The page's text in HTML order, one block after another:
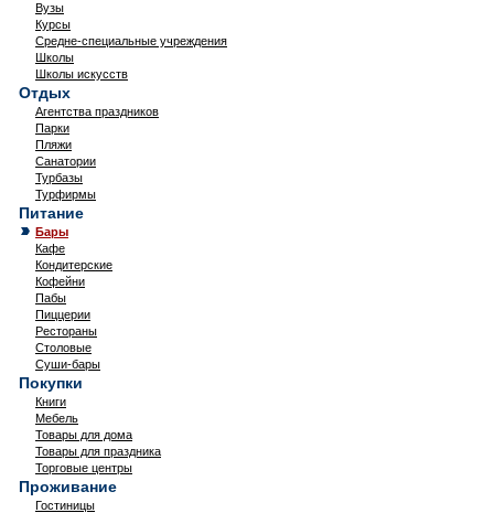
Вузы
Курсы
Средне-специальные учреждения
Школы
Школы искусств
Отдых
Агентства праздников
Парки
Пляжи
Санатории
Турбазы
Турфирмы
Питание
Бары
Кафе
Кондитерские
Кофейни
Пабы
Пиццерии
Рестораны
Столовые
Суши-бары
Покупки
Книги
Мебель
Товары для дома
Товары для праздника
Торговые центры
Проживание
Гостиницы